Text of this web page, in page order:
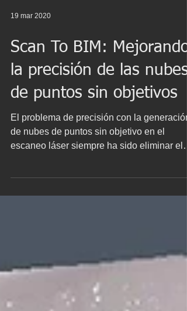
Scan To BIM: Mejorando
la precisión de las nubes
de puntos sin objetivos
El problema de precisión con la generación
de nubes de puntos sin objetivo en el
"ruido" de los...